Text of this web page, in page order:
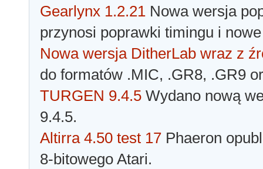
Gearlynx 1.2.21 Nowa wersja
przynosi poprawki timingu i
Nowa wersja DitherLab wraz z
do formatów .MIC, .GR8, .GR9
TURGEN 9.4.5 Wydano nową
9.4.5.
Altirra 4.50 test 17 Phaeron
8-bitowego Atari.